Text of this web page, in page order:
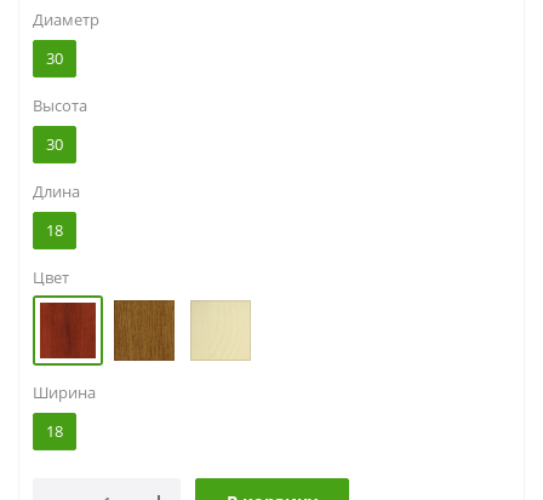
Диаметр
30
Высота
30
Длина
18
Цвет
Ширина
18